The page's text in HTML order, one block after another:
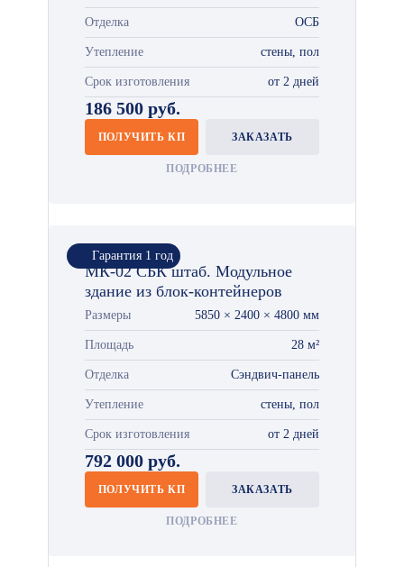
Отделка ОСБ
Утепление стены, пол
Срок изготовления от 2 дней
186 500 руб.
ПОЛУЧИТЬ КП ЗАКАЗАТЬ
ПОДРОБНЕЕ
Гарантия 1 год
МК-02 СБК штаб. Модульное
здание из блок-контейнеров
Размеры 5850 × 2400 × 4800 мм
Площадь 28 м²
Отделка Сэндвич-панель
Утепление стены, пол
Срок изготовления от 2 дней
792 000 руб.
ПОЛУЧИТЬ КП ЗАКАЗАТЬ
ПОДРОБНЕЕ